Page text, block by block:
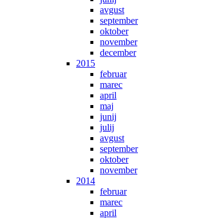
avgust
september
oktober
november
december
2015
februar
marec
april
maj
junij
julij
avgust
september
oktober
november
2014
februar
marec
april